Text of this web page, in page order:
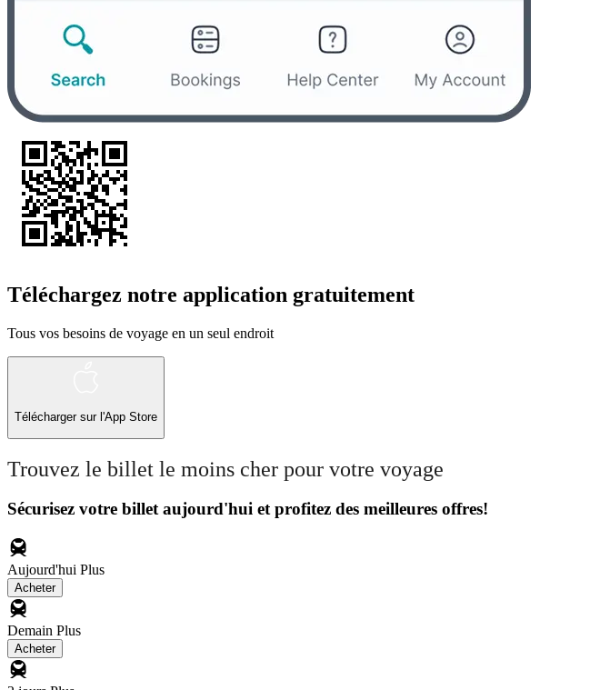
Téléchargez notre application gratuitement
Tous vos besoins de voyage en un seul endroit
Télécharger sur l'App Store
Trouvez le billet le moins cher pour votre voyage
Sécurisez votre billet aujourd'hui et profitez des meilleures offres!
Aujourd'hui Plus
Acheter
Demain Plus
Acheter